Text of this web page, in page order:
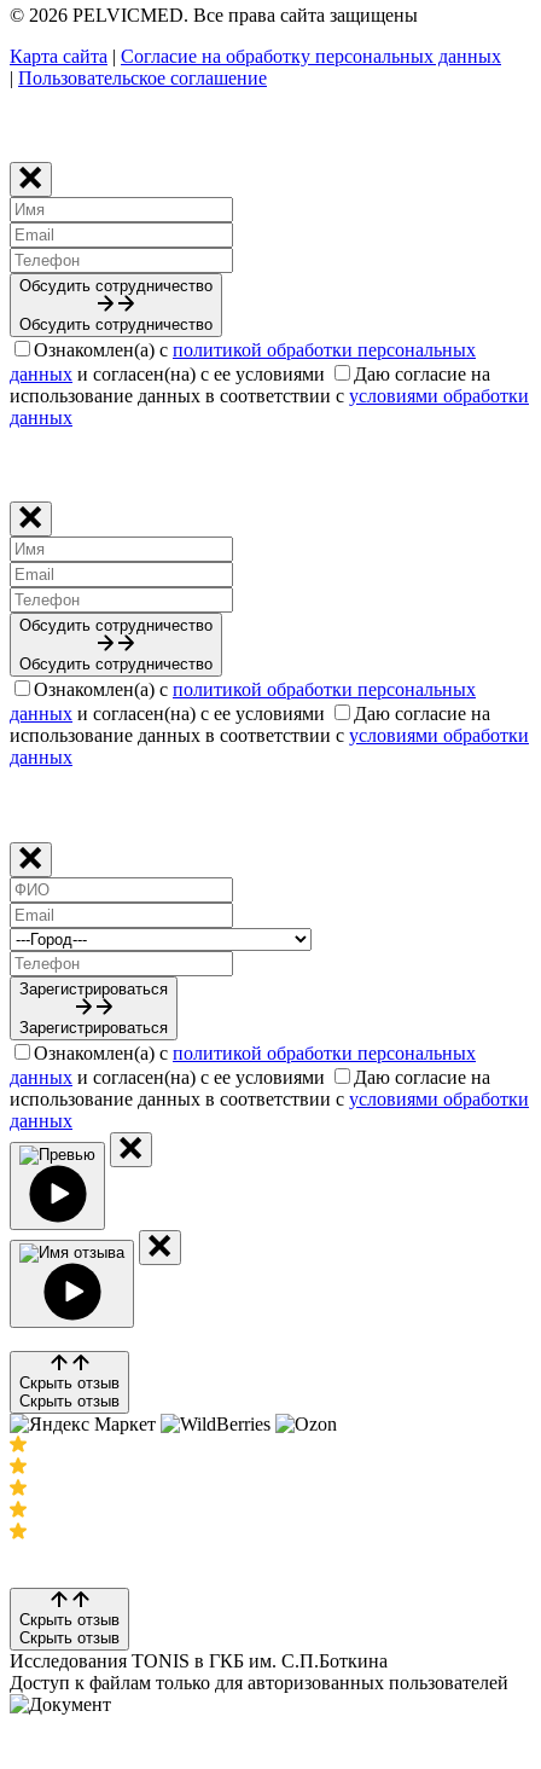
© 2026 PELVICMED. Все права сайта защищены
Карта сайта | Cогласие на обработку персональных данных
| Пользовательское соглашение
Обсудить сотрудничество
Обсудить сотрудничество
Ознакомлен(а) с политикой обработки персональных
данных и согласен(на) с ее условиями
Даю согласие на
использование данных в соответствии с условиями обработки
данных
Обсудить сотрудничество
Обсудить сотрудничество
Ознакомлен(а) с политикой обработки персональных
данных и согласен(на) с ее условиями
Даю согласие на
использование данных в соответствии с условиями обработки
данных
Зарегистрироваться
Зарегистрироваться
Ознакомлен(а) с политикой обработки персональных
данных и согласен(на) с ее условиями
Даю согласие на
использование данных в соответствии с условиями обработки
данных
Скрыть отзыв
Скрыть отзыв
Скрыть отзыв
Скрыть отзыв
Исследования TONIS в ГКБ им. С.П.Боткина
Доступ к файлам только для авторизованных пользователей